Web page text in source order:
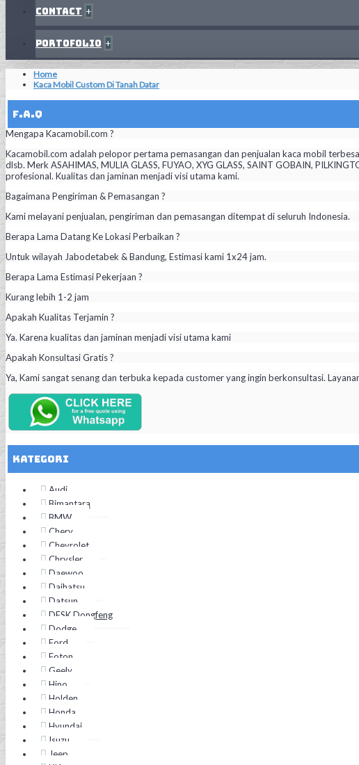
Contact +
Portofolio +
Home
Kaca Mobil Custom Di Tanah Datar
F.A.Q
Mengapa Kacamobil.com ?
Kacamobil.com adalah pelopor pertama pemasangan dan penjualan kaca mobil
dlsb. Merk ASAHIMAS, MULIA GLASS, FUYAO, XYG GLASS, SAINT GOBAIN,
profesional. Kualitas dan jaminan menjadi visi utama kami.
Bagaimana Pengiriman & Pemasangan ?
Kami melayani penjualan, pengiriman dan pemasangan ditempat di seluruh Indonesia.
Berapa Lama Datang Ke Lokasi Perbaikan ?
Untuk wilayah Jabodetabek & Bandung, Estimasi kami 1x24 jam.
Berapa Lama Estimasi Pekerjaan ?
Kurang lebih 1-2 jam
Apakah Kualitas Terjamin ?
Ya. Karena kualitas dan jaminan menjadi visi utama kami
Apakah Konsultasi Gratis ?
Ya, Kami sangat senang dan terbuka kepada customer yang ingin berkonsultasi.
Kategori
Audi
Bimantara
BMW
Chery
Chevrolet
Chrysler
Daewoo
Daihatsu
Datsun
DFSK Dongfeng
Dodge
Ford
Foton
Geely
Hino
Holden
Honda
Hyundai
Isuzu
Jeep